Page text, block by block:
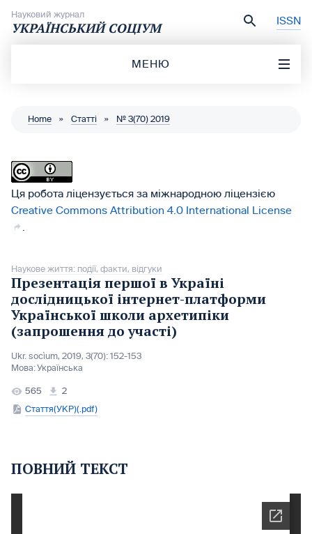
Науковий журнал
УКРАЇНСЬКИЙ СОЦІУМ ISSN
МЕНЮ
Home » Статті » № 3(70) 2019
Ця робота ліцензується за міжнародною ліцензією
Creative Commons Attribution 4.0 International License
Наукове життя: події, факти, відгуки
Презентація першої в Україні
дослідницької інтернет-платформи
Української школи архетипіки
(запрошення до участі)
Ukr. socìum, 2019, 3(70): 152-153
Мова:Українська
565
2
Стаття(УКР)(.pdf)
ПОВНИЙ ТЕКСТ